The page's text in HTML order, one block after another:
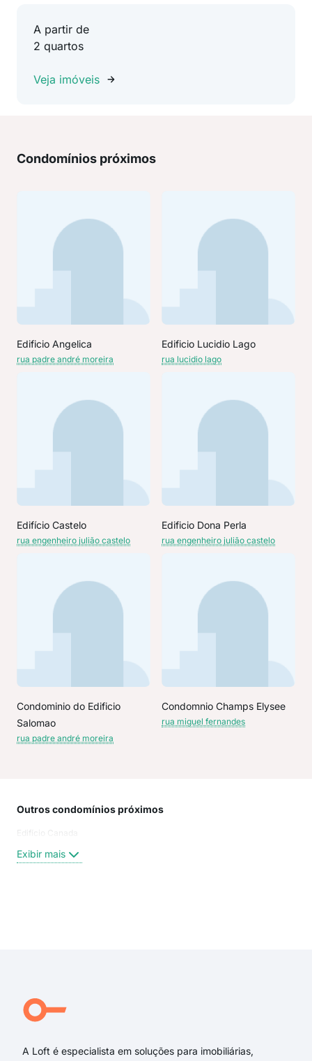
A partir de
2 quartos
Veja imóveis
Condomínios próximos
Edificio Angelica
rua padre andré moreira
Edificio Lucidio Lago
rua lucidio lago
Edifício Castelo
rua engenheiro julião castelo
Edificio Dona Perla
rua engenheiro julião castelo
Condominio do Edificio
Salomao
rua padre andré moreira
Condomnio Champs Elysee
rua miguel fernandes
Outros condomínios próximos
Edifício Canada
Exibir mais
A Loft é especialista em soluções para imobiliárias,